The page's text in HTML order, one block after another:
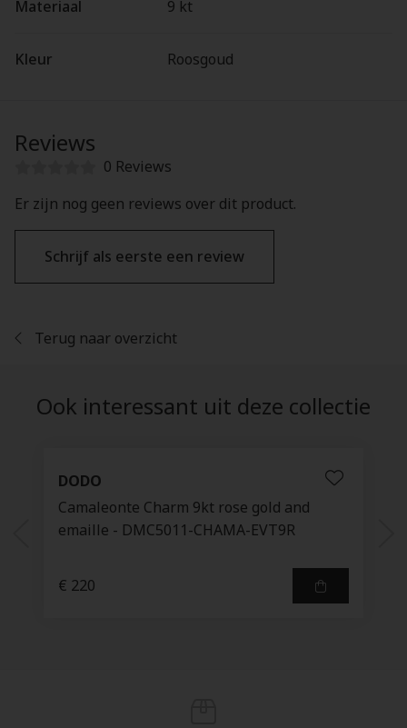
Materiaal 9 kt
Kleur Roosgoud
Reviews
0 Reviews
Er zijn nog geen reviews over dit product.
Schrijf als eerste een review
Terug naar overzicht
Ook interessant uit deze collectie
DODO
Camaleonte Charm 9kt rose gold and
emaille - DMC5011-CHAMA-EVT9R
€ 220